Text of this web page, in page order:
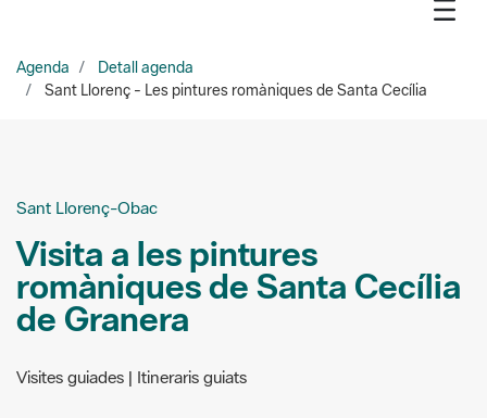
Agenda
Detall agenda
Sant Llorenç - Les pintures romàniques de Santa Cecília
Sant Llorenç-Obac
Visita a les pintures
romàniques de Santa Cecília
de Granera
Visites guiades | Itineraris guiats